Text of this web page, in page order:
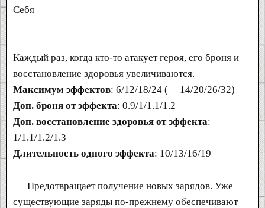
Себя
Каждый раз, когда кто-то атакует героя, его броня и
восстановление здоровья увеличиваются.
Максимум эффектов: 6/12/18/24 (
14/20/26/32)
Доп. броня от эффекта: 0.9/1/1.1/1.2
Доп. восстановление здоровья от эффекта:
1/1.1/1.2/1.3
Длительность одного эффекта: 10/13/16/19
Предотвращает получение новых зарядов. Уже
существующие заряды по-прежнему обеспечивают